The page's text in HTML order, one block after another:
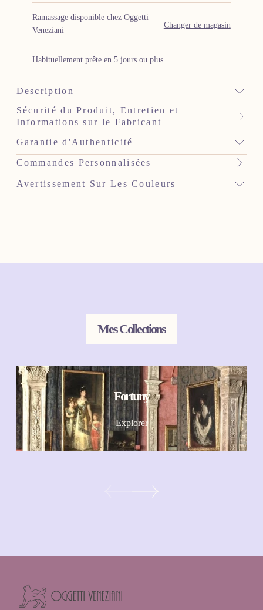
Ramassage disponible chez Oggetti
Veneziani
Habituellement prête en 5 jours ou plus
Changer de magasin
Description
Sécurité du Produit, Entretien et
Informations sur le Fabricant
Garantie d'Authenticité
Commandes Personnalisées
Avertissement Sur Les Couleurs
Mes Collections
Fortuny
Explorer